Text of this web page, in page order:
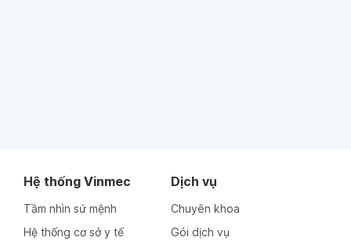
Hệ thống Vinmec
Tầm nhìn sứ mệnh
Hệ thống cơ sở y tế
Dịch vụ
Chuyên khoa
Gói dịch vụ